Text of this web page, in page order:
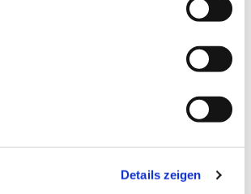
Details zeigen